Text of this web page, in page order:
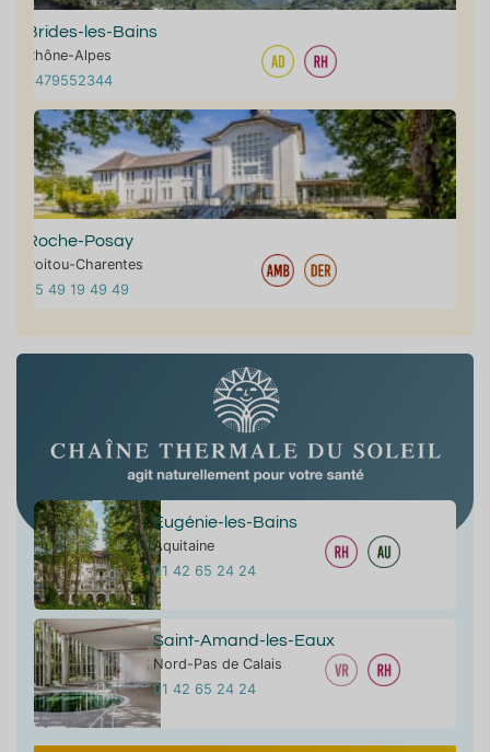
Brides-les-Bains
Rhône-Alpes
0479552344
Roche-Posay
Poitou-Charentes
05 49 19 49 49
Eugénie-les-Bains
Aquitaine
01 42 65 24 24
Saint-Amand-les-Eaux
Nord-Pas de Calais
01 42 65 24 24